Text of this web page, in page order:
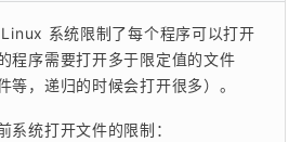
系统限制了每个程序可以打开
程序需要打开多于限定值的文件
等，递归的时候会打开很多）。
系统打开文件的限制：